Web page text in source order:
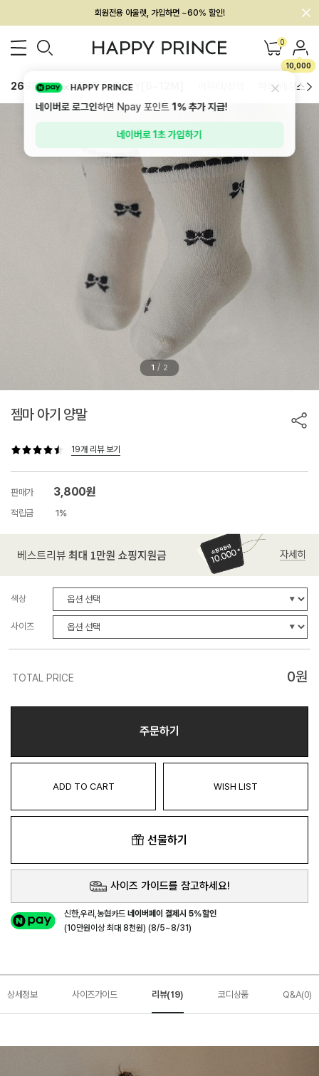
회원전용 아울렛, 가입하면 ~60% 할인!
멤버십 최대 28,000원 혜택 0
10,000
26SS 신상 BEST BABY[6~12M] 하의/레깅스
1 / 2
젬마 아기 양말
19개 리뷰 보기
판매가 3,800원
적립금 1%
색상
사이즈
TOTAL PRICE 0원
주문하기
ADD TO CART WISH LIST
선물하기
사이즈 가이드를 참고하세요!
신한,우리,농협카드네이버페이 결제시 5%할인
(10만원이상 최대 8천원) (8/5~8/31)
상세정보 사이즈가이드 리뷰(19) 코디상품 Q&A(0)
HAPPY PRINCE
네이버로 로그인하면 Npay 포인트1%추가 지급!
네이버로 1초 가입하기